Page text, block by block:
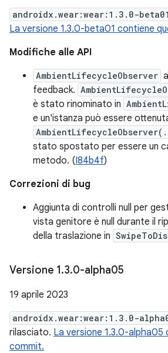
androidx.wear:wear:1.3.0-beta01
La versione 1.3.0-beta01 contiene
Modifiche alle API
AmbientLifecycleObserver
feedback.
è stato rinominato in
e un'istanza può essere
stato spostato per essere un
metodo. (I84b4f)
Correzioni di bug
Aggiunta di controlli null per
vista genitore è null durante il
della traslazione in
Versione 1.3.0-alpha05
19 aprile 2023
androidx.wear:wear:1.3.0-
rilasciato. La versione 1.3.0-alpha05
commit.